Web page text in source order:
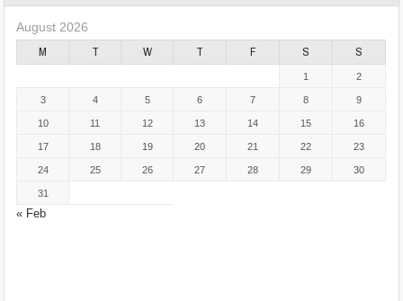
August 2026
M T W T F S S
« Feb
1 2
3 4 5 6 7 8 9
10 11 12 13 14 15 16
17 18 19 20 21 22 23
24 25 26 27 28 29 30
31